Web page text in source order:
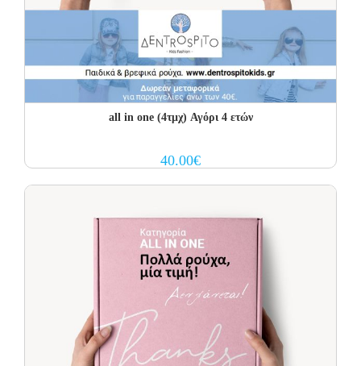
all in one (4τμχ) Αγόρι 4 ετών
40.00€